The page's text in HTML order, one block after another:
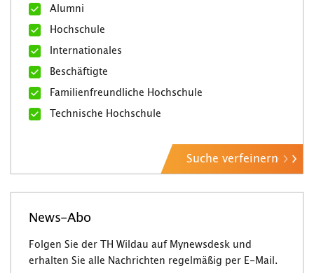
Alumni
Hochschule
Internationales
Beschäftigte
Familienfreundliche Hochschule
Technische Hochschule
Suche verfeinern
News-Abo
Folgen Sie der TH Wildau auf Mynewsdesk und
erhalten Sie alle Nachrichten regelmäßig per E-Mail.